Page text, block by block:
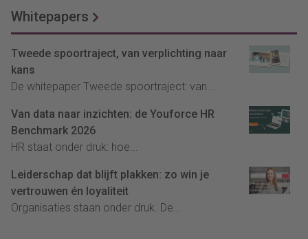
Whitepapers
Tweede spoortraject, van verplichting naar
kans
De whitepaper Tweede spoortraject: van...
Van data naar inzichten: de Youforce HR
Benchmark 2026
HR staat onder druk: hoe...
Leiderschap dat blijft plakken: zo win je
vertrouwen én loyaliteit
Organisaties staan onder druk. De...